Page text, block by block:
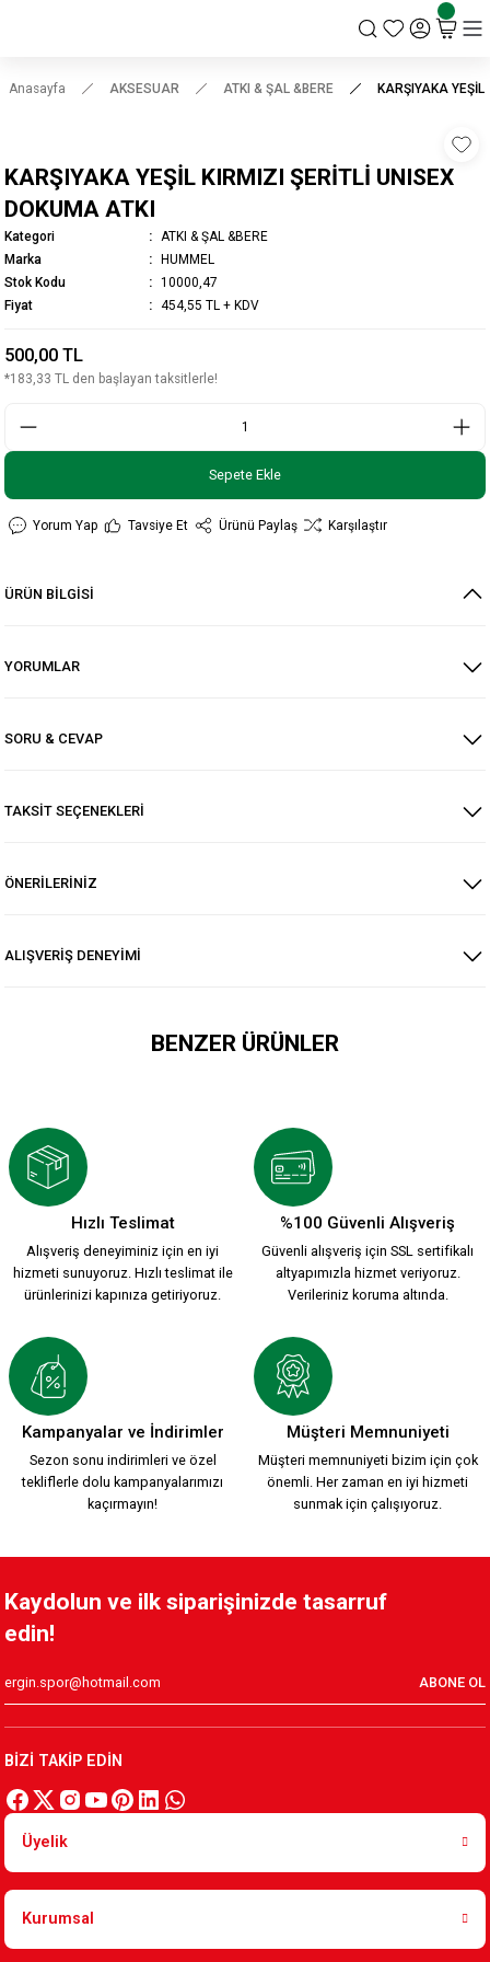
Anasayfa AKSESUAR ATKI & ŞAL &BERE KARŞIYAKA
KARŞIYAKA YEŞİL KIRMIZI ŞERİTLİ UNISEX
DOKUMA ATKI
Kategori
ATKI & ŞAL &BERE
Marka
HUMMEL
Stok Kodu
10000,47
Fiyat
454,55 TL + KDV
500,00 TL
*183,33 TL den başlayan taksitlerle!
Sepete Ekle
Yorum Yap Tavsiye Et Ürünü Paylaş Karşılaştır
ÜRÜN BİLGİSİ
YORUMLAR
SORU & CEVAP
TAKSİT SEÇENEKLERİ
ÖNERİLERİNİZ
ALIŞVERİŞ DENEYİMİ
BENZER ÜRÜNLER
349,90 TL
YANLIZ KALMA DİYE GİTTİĞİN HER YERDE İPEK ŞAL ATKI
349,90 TL
DAMALI BEYAZ İPEK ŞAL ATKI
349,90 TL
ATATÜRK İPEK ŞAL ATKI
349,90 TL
%100 ÖRME TRİKO ATKI
299,90 TL
Hızlı Teslimat
Alışveriş deneyiminiz için en iyi
hizmeti sunuyoruz. Hızlı teslimat ile
ürünlerinizi kapınıza getiriyoruz.
%100 Güvenli Alışveriş
Güvenli alışveriş için SSL sertifikalı
altyapımızla hizmet veriyoruz.
Verileriniz koruma altında.
Kampanyalar ve İndirimler
Sezon sonu indirimleri ve özel
tekliflerle dolu kampanyalarımızı
kaçırmayın!
Müşteri Memnuniyeti
Müşteri memnuniyeti bizim için çok
önemli. Her zaman en iyi hizmeti
sunmak için çalışıyoruz.
Kaydolun ve ilk siparişinizde tasarruf
edin!
ABONE OL
BİZİ TAKİP EDİN
Üyelik
Kurumsal